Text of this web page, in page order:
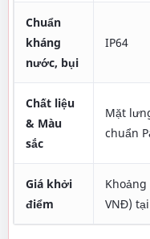
Chuẩn
kháng
nước, bụi
IP64
Chất liệu
& Màu
sắc
Mặt
chuẩn
Giá khởi
điểm
VNĐ)